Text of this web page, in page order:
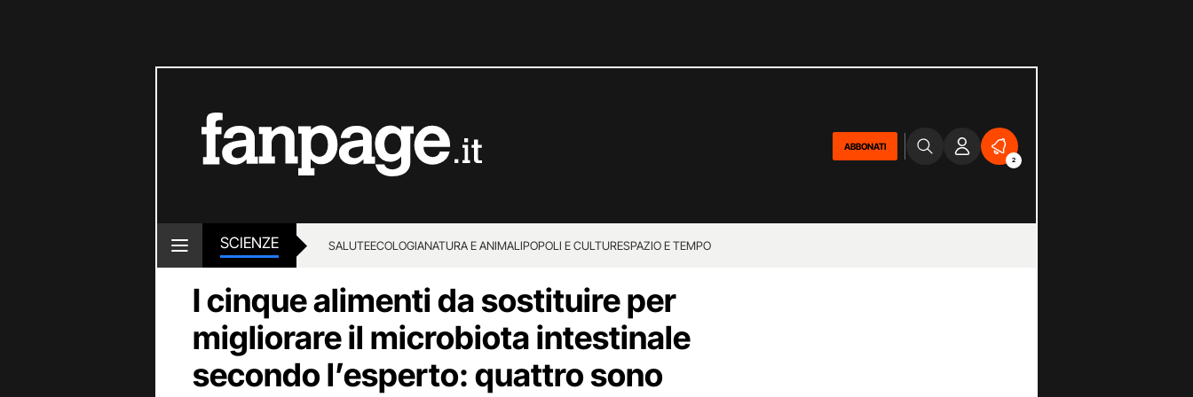
ABBONATI
2
SCIENZE SALUTEECOLOGIANATURA E ANIMALIPOPOLI E CULTURESPAZIO E TEMPO
I cinque alimenti da sostituire per
migliorare il microbiota intestinale
secondo l’esperto: quattro sono